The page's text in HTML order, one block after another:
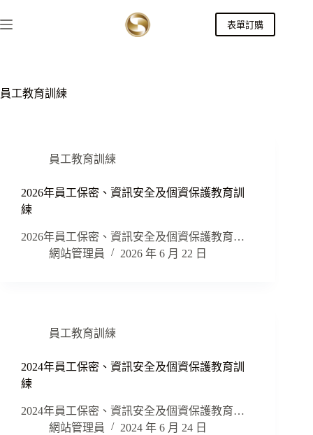
至
容
表單訂購
員工教育訓練
員工教育訓練
2026年員工保密、資訊安全及個資保護教育訓
練
2026年員工保密、資訊安全及個資保護教育…
網站管理員
2026 年 6 月 22 日
員工教育訓練
2024年員工保密、資訊安全及個資保護教育訓
練
2024年員工保密、資訊安全及個資保護教育…
網站管理員
2024 年 6 月 24 日